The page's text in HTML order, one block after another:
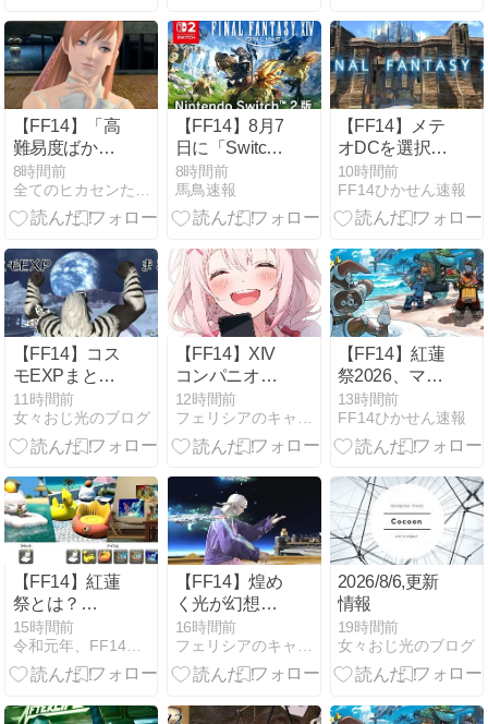
な…？ゲーム
のお供として
食べても重そ
う【まだ20代
でっす♪】
秀だと話題
に。
PC/PS/XBOX/Switch2
のクロスプラ
ットフォーム
で対戦できる
のも凄い
ットつけるべ
き」
​【FF14】「高
難易度ばかり
だと人は離れ
る」「難しい
のも大事！」
ゼアの未解決
問題、大先輩
であるWorld
of Warcraftはど
うしてる？
8時間前
【FF14】8月7
日に「Switch2
版でコンテン
ツ内でデータ
ロードに時間
がある現象」
の最適化対応
の緊急メンテ
が実施！
8時間前
馬鳥速報
【FF14】メテ
オDCを選択し
た若葉さん
「午前中はID
やルレが全然
い…」→DCト
ラベルやリー
ジョン内フリ
ーマッチ化で
気にならなく
なるぞ！
10時間前
FF14ひかせん速報
【FF14】コス
モEXPまとめ
【日記】
11時間前
女々おじ光のブログ
【FF14】XIV
コンパニオン
アプリ 活用術
｜「無料でも
ココまで使え
方と利用方法
をご紹介！
12時間前
【FF14】紅蓮
祭2026、マウ
ントがもらえ
る一方で「浴
衣や水着が欲
声も
13時間前
FF14ひかせん速報
【FF14】紅蓮
祭とは？
【2026】
15時間前
令和元年、FF14始めました
【FF14】煌め
く光が幻想
的、まさに光
のファンタジ
ー「ファント
ム・ペンデュ
16時間前
2026/8/6,更新
情報
19時間前
女々おじ光のブログ